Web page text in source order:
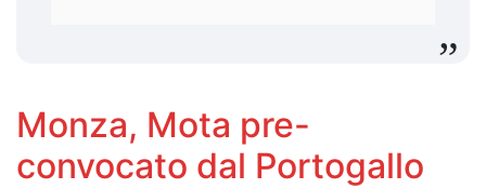
Monza, Mota pre-
convocato dal Portogallo